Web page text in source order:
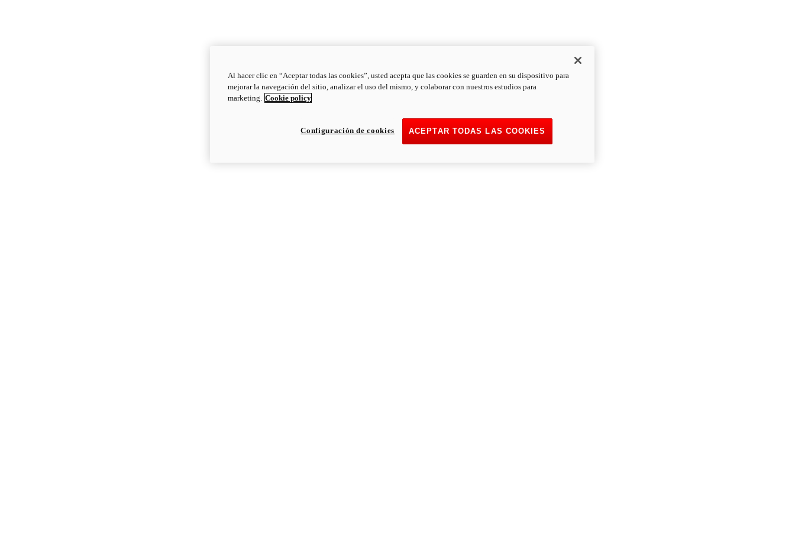
Al hacer clic en “Aceptar todas las cookies”, usted acepta que las cookies se guarden en su dispositivo para
mejorar la navegación del sitio, analizar el uso del mismo, y colaborar con nuestros estudios para
marketing. Cookie policy
ACEPTAR TODAS LAS COOKIES
Configuración de cookies